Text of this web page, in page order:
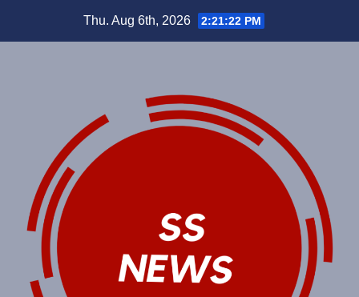
Thu. Aug 6th, 2026 2:21:22 PM